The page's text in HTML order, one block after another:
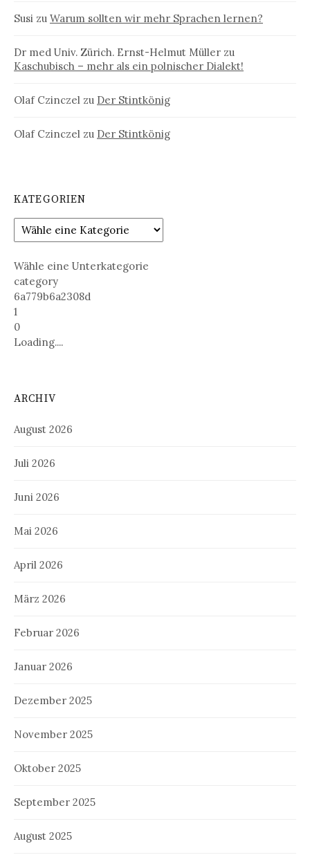
Susi zu Warum sollten wir mehr Sprachen lernen?
Dr med Univ. Zürich. Ernst-Helmut Müller zu
Kaschubisch – mehr als ein polnischer Dialekt!
Olaf Czinczel zu Der Stintkönig
Olaf Czinczel zu Der Stintkönig
KATEGORIEN
Wähle eine Unterkategorie
category
6a779b6a2308d
1
0
Loading....
ARCHIV
August 2026
Juli 2026
Juni 2026
Mai 2026
April 2026
März 2026
Februar 2026
Januar 2026
Dezember 2025
November 2025
Oktober 2025
September 2025
August 2025